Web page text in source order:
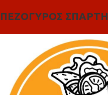
ΠΕΖΟΓΥΡΟΣ ΣΠΑΡΤΗ